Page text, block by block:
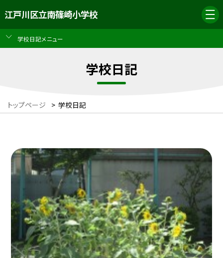
江戸川区立南篠崎小学校
学校日記メニュー
学校日記
トップページ > 学校日記